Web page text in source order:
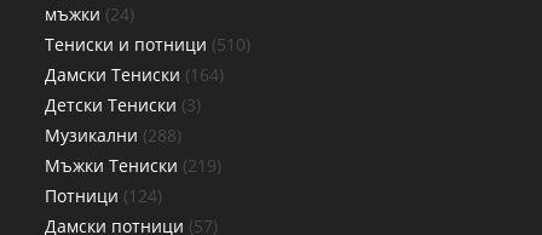
мъжки 24
Тениски и потници 510
Дамски Тениски 164
Детски Тениски 3
Музикални 288
Мъжки Тениски 219
Потници 124
Дамски потници 57